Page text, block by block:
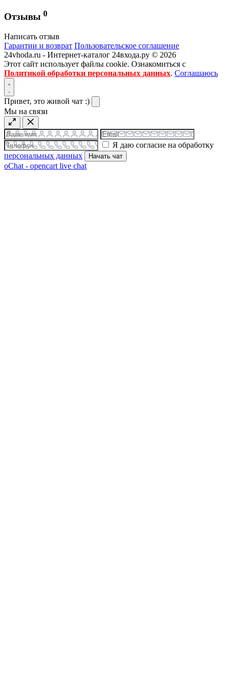
Отзывы 0
Написать отзыв
Гарантии и возврат Пользовательское соглашение
24vhoda.ru - Интернет-каталог 24входа.ру © 2026
Этот сайт использует файлы cookie. Ознакомиться с
Политикой обработки персональных данных. Соглашаюсь
Привет, это живой чат :)
Мы на связи
Я даю согласие на обработку
персональных данных
Начать чат
oChat - opencart live chat